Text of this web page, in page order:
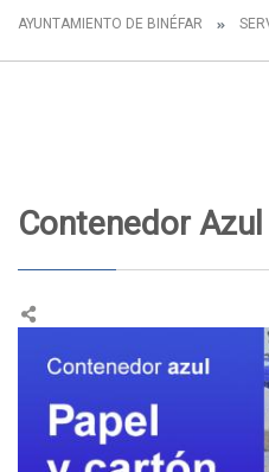
AYUNTAMIENTO DE BINÉFAR
Contenedor